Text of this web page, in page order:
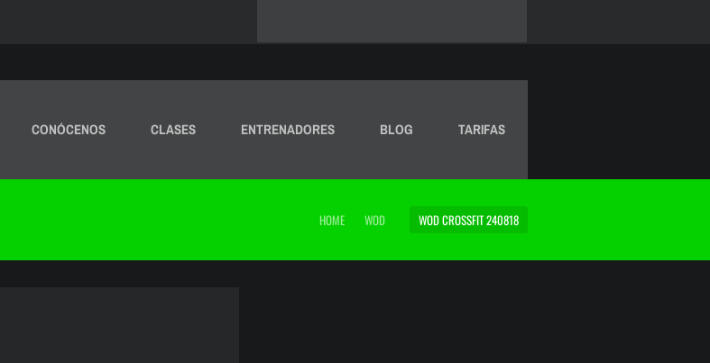
CONÓCENOS CLASES ENTRENADORES BLOG TARIFAS
HOME WOD WOD CROSSFIT 240818